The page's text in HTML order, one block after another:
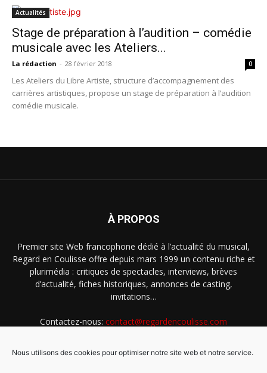
Nous utilisons des cookies pour optimiser notre site web et notre service.
Actualités
Stage de préparation à l’audition – comédie
musicale avec les Ateliers...
La rédaction - 28 février 2018 0
Les Ateliers du Libre Artiste, structure d’accompagnement des
carrières artistiques, propose un stage de préparation à l’audition
comédie musicale.
À PROPOS
Premier site Web francophone dédié à l’actualité du musical,
Regard en Coulisse offre depuis mars 1999 un contenu riche et
plurimédia : critiques de spectacles, interviews, brèves
d’actualité, fiches historiques, annonces de casting,
invitations…
Contactez-nous: contact@regardencoulisse.com